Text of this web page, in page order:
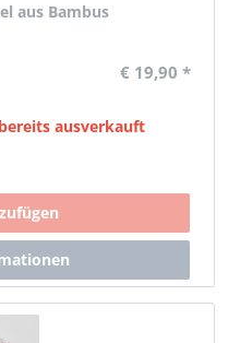
aus Bambus
€ 19,90 *
ausverkauft